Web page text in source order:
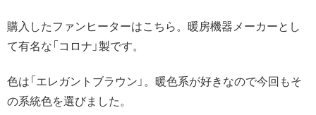
購入したファンヒーターはこちら。暖房機器メーカーとし
て有名な「コロナ」製です。
色は「エレガントブラウン」。暖色系が好きなので今回もそ
の系統色を選びました。